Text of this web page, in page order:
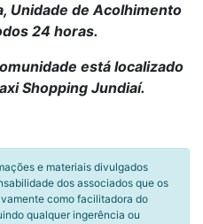
Unidade de Acolhimento
24 horas.
está localizado
Shopping Jundiaí.
e materiais divulgados
dos associados que os
como facilitadora do
qualquer ingerência ou